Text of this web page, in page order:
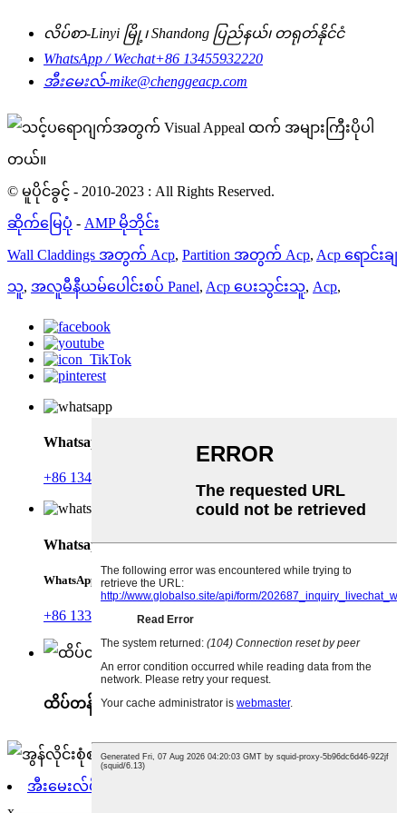
လိပ်စာ-Linyi မြို့၊ Shandong ပြည်နယ်၊ တရုတ်နိုင်ငံ
WhatsApp / Wechat+86 13455932220
အီးမေးလ်-mike@chenggeacp.com
© မူပိုင်ခွင့် - 2010-2023 : All Rights Reserved.
ဆိုက်မြေပုံ - AMP မိုဘိုင်း
Wall Claddings အတွက် Acp, Partition အတွက် Acp, Acp ရောင်းချ
သူ, အလူမီနီယမ်ပေါင်းစပ် Panel, Acp ပေးသွင်းသူ, Acp,
Whatsapp
+86 13455932220
Whatsapp
WhatsApp
+86 13371278002
ထိပ်တန်း
အီးမေးလ်ပို့ပါ။